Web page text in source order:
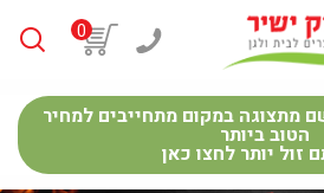
0
מתצוגה במקום מתחייבים למחיר
הטוב ביותר
זול יותר לחצו כאן